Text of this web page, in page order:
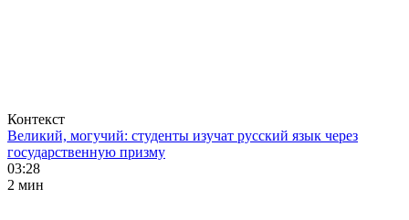
Контекст
Великий, могучий: студенты изучат русский язык через
государственную призму
03:28
2 мин